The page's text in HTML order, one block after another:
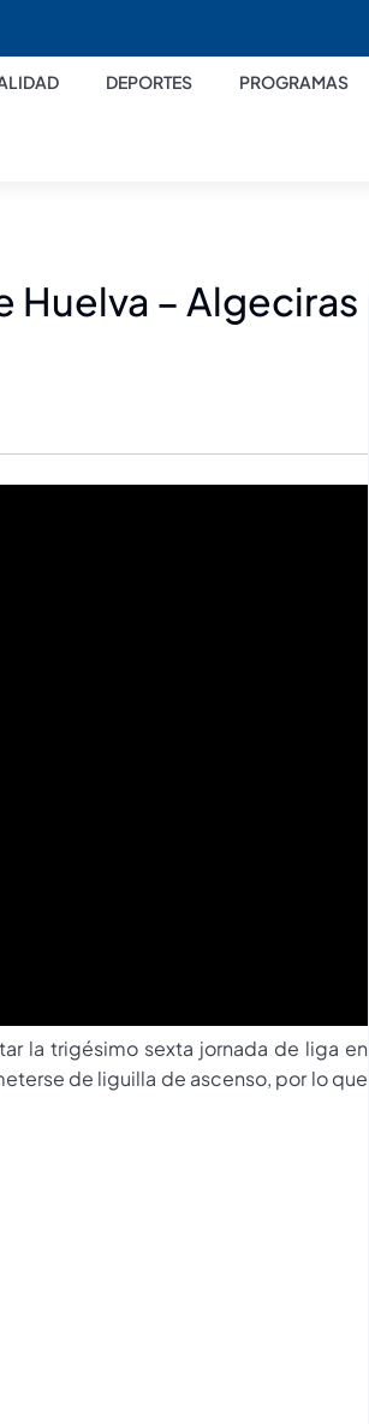
DEPORTES PROGRAMAS
Huelva – Algeciras
la trigésimo sexta jornada de liga en
de liguilla de ascenso, por lo que